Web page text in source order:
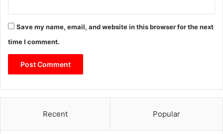
Save my name, email, and website in this browser for the next
time I comment.
Recent Popular